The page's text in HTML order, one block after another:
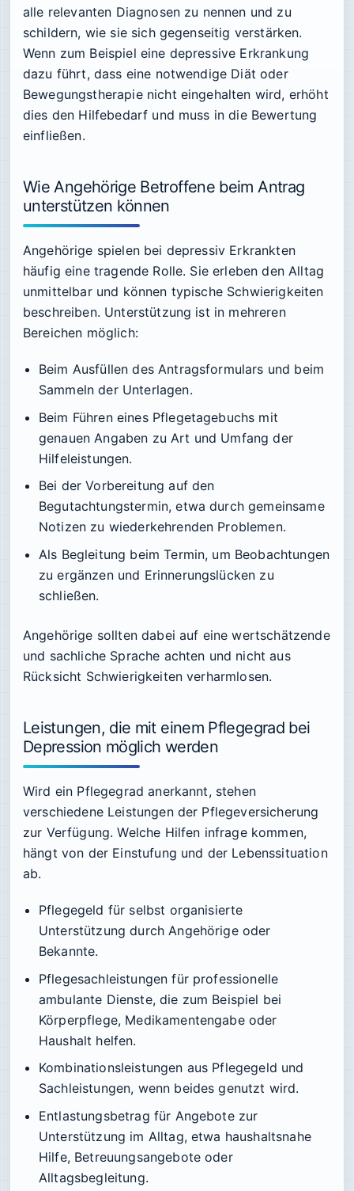
alle relevanten Diagnosen zu nennen und zu
schildern, wie sie sich gegenseitig verstärken.
Wenn zum Beispiel eine depressive Erkrankung
dazu führt, dass eine notwendige Diät oder
Bewegungstherapie nicht eingehalten wird, erhöht
dies den Hilfebedarf und muss in die Bewertung
einfließen.
Wie Angehörige Betroffene beim Antrag
unterstützen können
Angehörige spielen bei depressiv Erkrankten
häufig eine tragende Rolle. Sie erleben den Alltag
unmittelbar und können typische Schwierigkeiten
beschreiben. Unterstützung ist in mehreren
Bereichen möglich:
Beim Ausfüllen des Antragsformulars und beim
Sammeln der Unterlagen.
Beim Führen eines Pflegetagebuchs mit
genauen Angaben zu Art und Umfang der
Hilfeleistungen.
Bei der Vorbereitung auf den
Begutachtungstermin, etwa durch gemeinsame
Notizen zu wiederkehrenden Problemen.
Als Begleitung beim Termin, um Beobachtungen
zu ergänzen und Erinnerungslücken zu
schließen.
Angehörige sollten dabei auf eine wertschätzende
und sachliche Sprache achten und nicht aus
Rücksicht Schwierigkeiten verharmlosen.
Leistungen, die mit einem Pflegegrad bei
Depression möglich werden
Wird ein Pflegegrad anerkannt, stehen
verschiedene Leistungen der Pflegeversicherung
zur Verfügung. Welche Hilfen infrage kommen,
hängt von der Einstufung und der Lebenssituation
ab.
Pflegegeld für selbst organisierte
Unterstützung durch Angehörige oder
Bekannte.
Pflegesachleistungen für professionelle
ambulante Dienste, die zum Beispiel bei
Körperpflege, Medikamentengabe oder
Haushalt helfen.
Kombinationsleistungen aus Pflegegeld und
Sachleistungen, wenn beides genutzt wird.
Entlastungsbetrag für Angebote zur
Unterstützung im Alltag, etwa haushaltsnahe
Hilfe, Betreuungsangebote oder
Alltagsbegleitung.